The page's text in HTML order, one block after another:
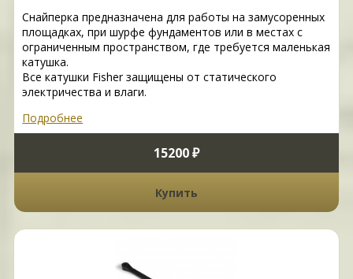
Снайперка предназначена для работы на замусоренных
площадках, при шурфе фундаментов или в местах с
ограниченным пространством, где требуется маленькая
катушка.
Все катушки Fisher защищены от статического
электричества и влаги.
Подробнее
15200 ₽
Купить